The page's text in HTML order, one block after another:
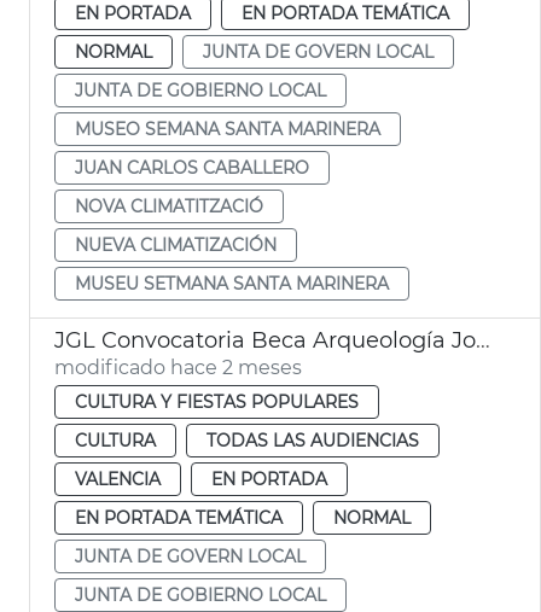
EN PORTADA
EN PORTADA TEMÁTICA
NORMAL
JUNTA DE GOVERN LOCAL
JUNTA DE GOBIERNO LOCAL
MUSEO SEMANA SANTA MARINERA
JUAN CARLOS CABALLERO
NOVA CLIMATITZACIÓ
NUEVA CLIMATIZACIÓN
MUSEU SETMANA SANTA MARINERA
JGL Convocatoria Beca Arqueología José Llorca
modificado hace 2 meses
CULTURA Y FIESTAS POPULARES
CULTURA
TODAS LAS AUDIENCIAS
VALENCIA
EN PORTADA
EN PORTADA TEMÁTICA
NORMAL
JUNTA DE GOVERN LOCAL
JUNTA DE GOBIERNO LOCAL